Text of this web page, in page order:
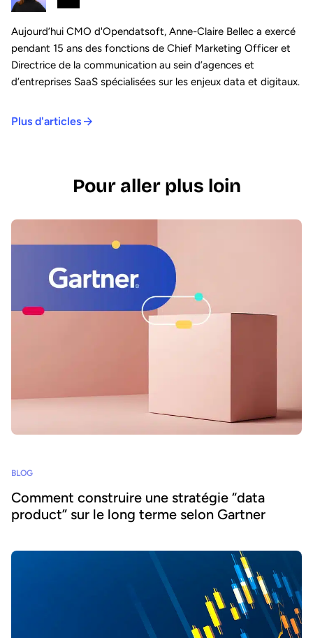
Aujourd’hui CMO d'Opendatsoft, Anne-Claire Bellec a exercé
pendant 15 ans des fonctions de Chief Marketing Officer et
Directrice de la communication au sein d’agences et
d’entreprises SaaS spécialisées sur les enjeux data et digitaux.
Plus d'articles
Pour aller plus loin
BLOG
Comment construire une stratégie “data
product” sur le long terme selon Gartner